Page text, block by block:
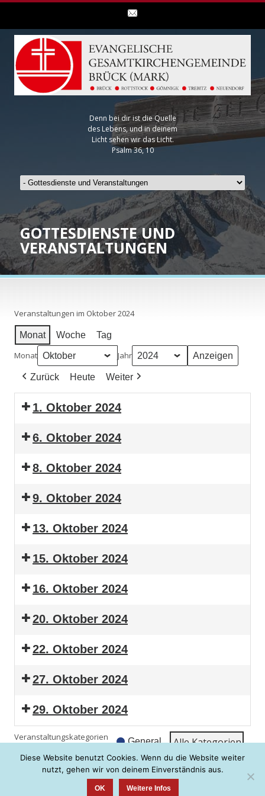
Denn bei dir ist die Quelle
des Lebens, und in deinem
Licht sehen wir das Licht.
Psalm 36, 10
GOTTESDIENSTE UND
VERANSTALTUNGEN
Veranstaltungen im Oktober 2024
Monat Woche Tag
Monat Jahr
Zurück Heute Weiter
1. Oktober 2024
6. Oktober 2024
8. Oktober 2024
9. Oktober 2024
13. Oktober 2024
15. Oktober 2024
16. Oktober 2024
20. Oktober 2024
22. Oktober 2024
27. Oktober 2024
29. Oktober 2024
Veranstaltungskategorien General
Alle Kate­go­rien
Ansicht aus­dru­cken
Diese Website benutzt Cookies. Wenn du die Website weiter
nutzt, gehen wir von deinem Einverständnis aus.
OK Weitere Infos